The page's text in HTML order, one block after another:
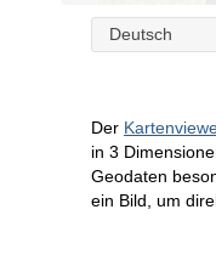
Deutsch
Der
in 3
Geodaten
ein Bild, um